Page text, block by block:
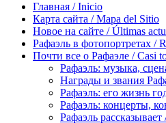
Главная / Inicio
Карта сайта / Mapa del Sitio
Новое на сайте / Últimas
Рафаэль в фотопортретах /
Почти все о Рафаэле / Casi
Рафаэль: музыка,
Награды и звания
Рафаэль: его жизнь
Рафаэль: концерты,
Рафаэль рассказывает